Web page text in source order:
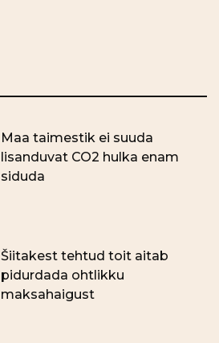
Maa taimestik ei suuda
lisanduvat CO2 hulka enam
siduda
Šiitakest tehtud toit aitab
pidurdada ohtlikku
maksahaigust